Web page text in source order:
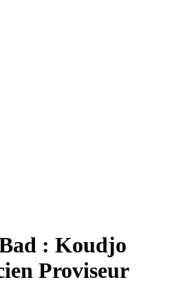
: Koudjo
Proviseur